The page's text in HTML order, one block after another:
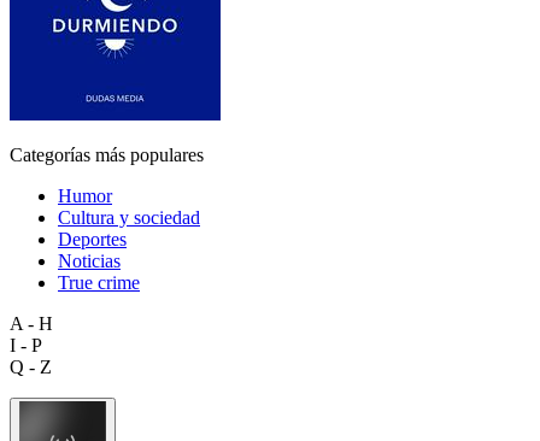
Categorías más populares
Humor
Cultura y sociedad
Deportes
Noticias
True crime
A - H
I - P
Q - Z